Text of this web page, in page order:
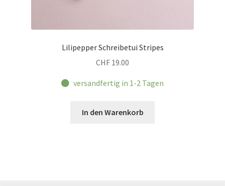
Lilipepper Schreibetui Stripes
CHF 19.00
versandfertig in 1-2 Tagen
In den Warenkorb